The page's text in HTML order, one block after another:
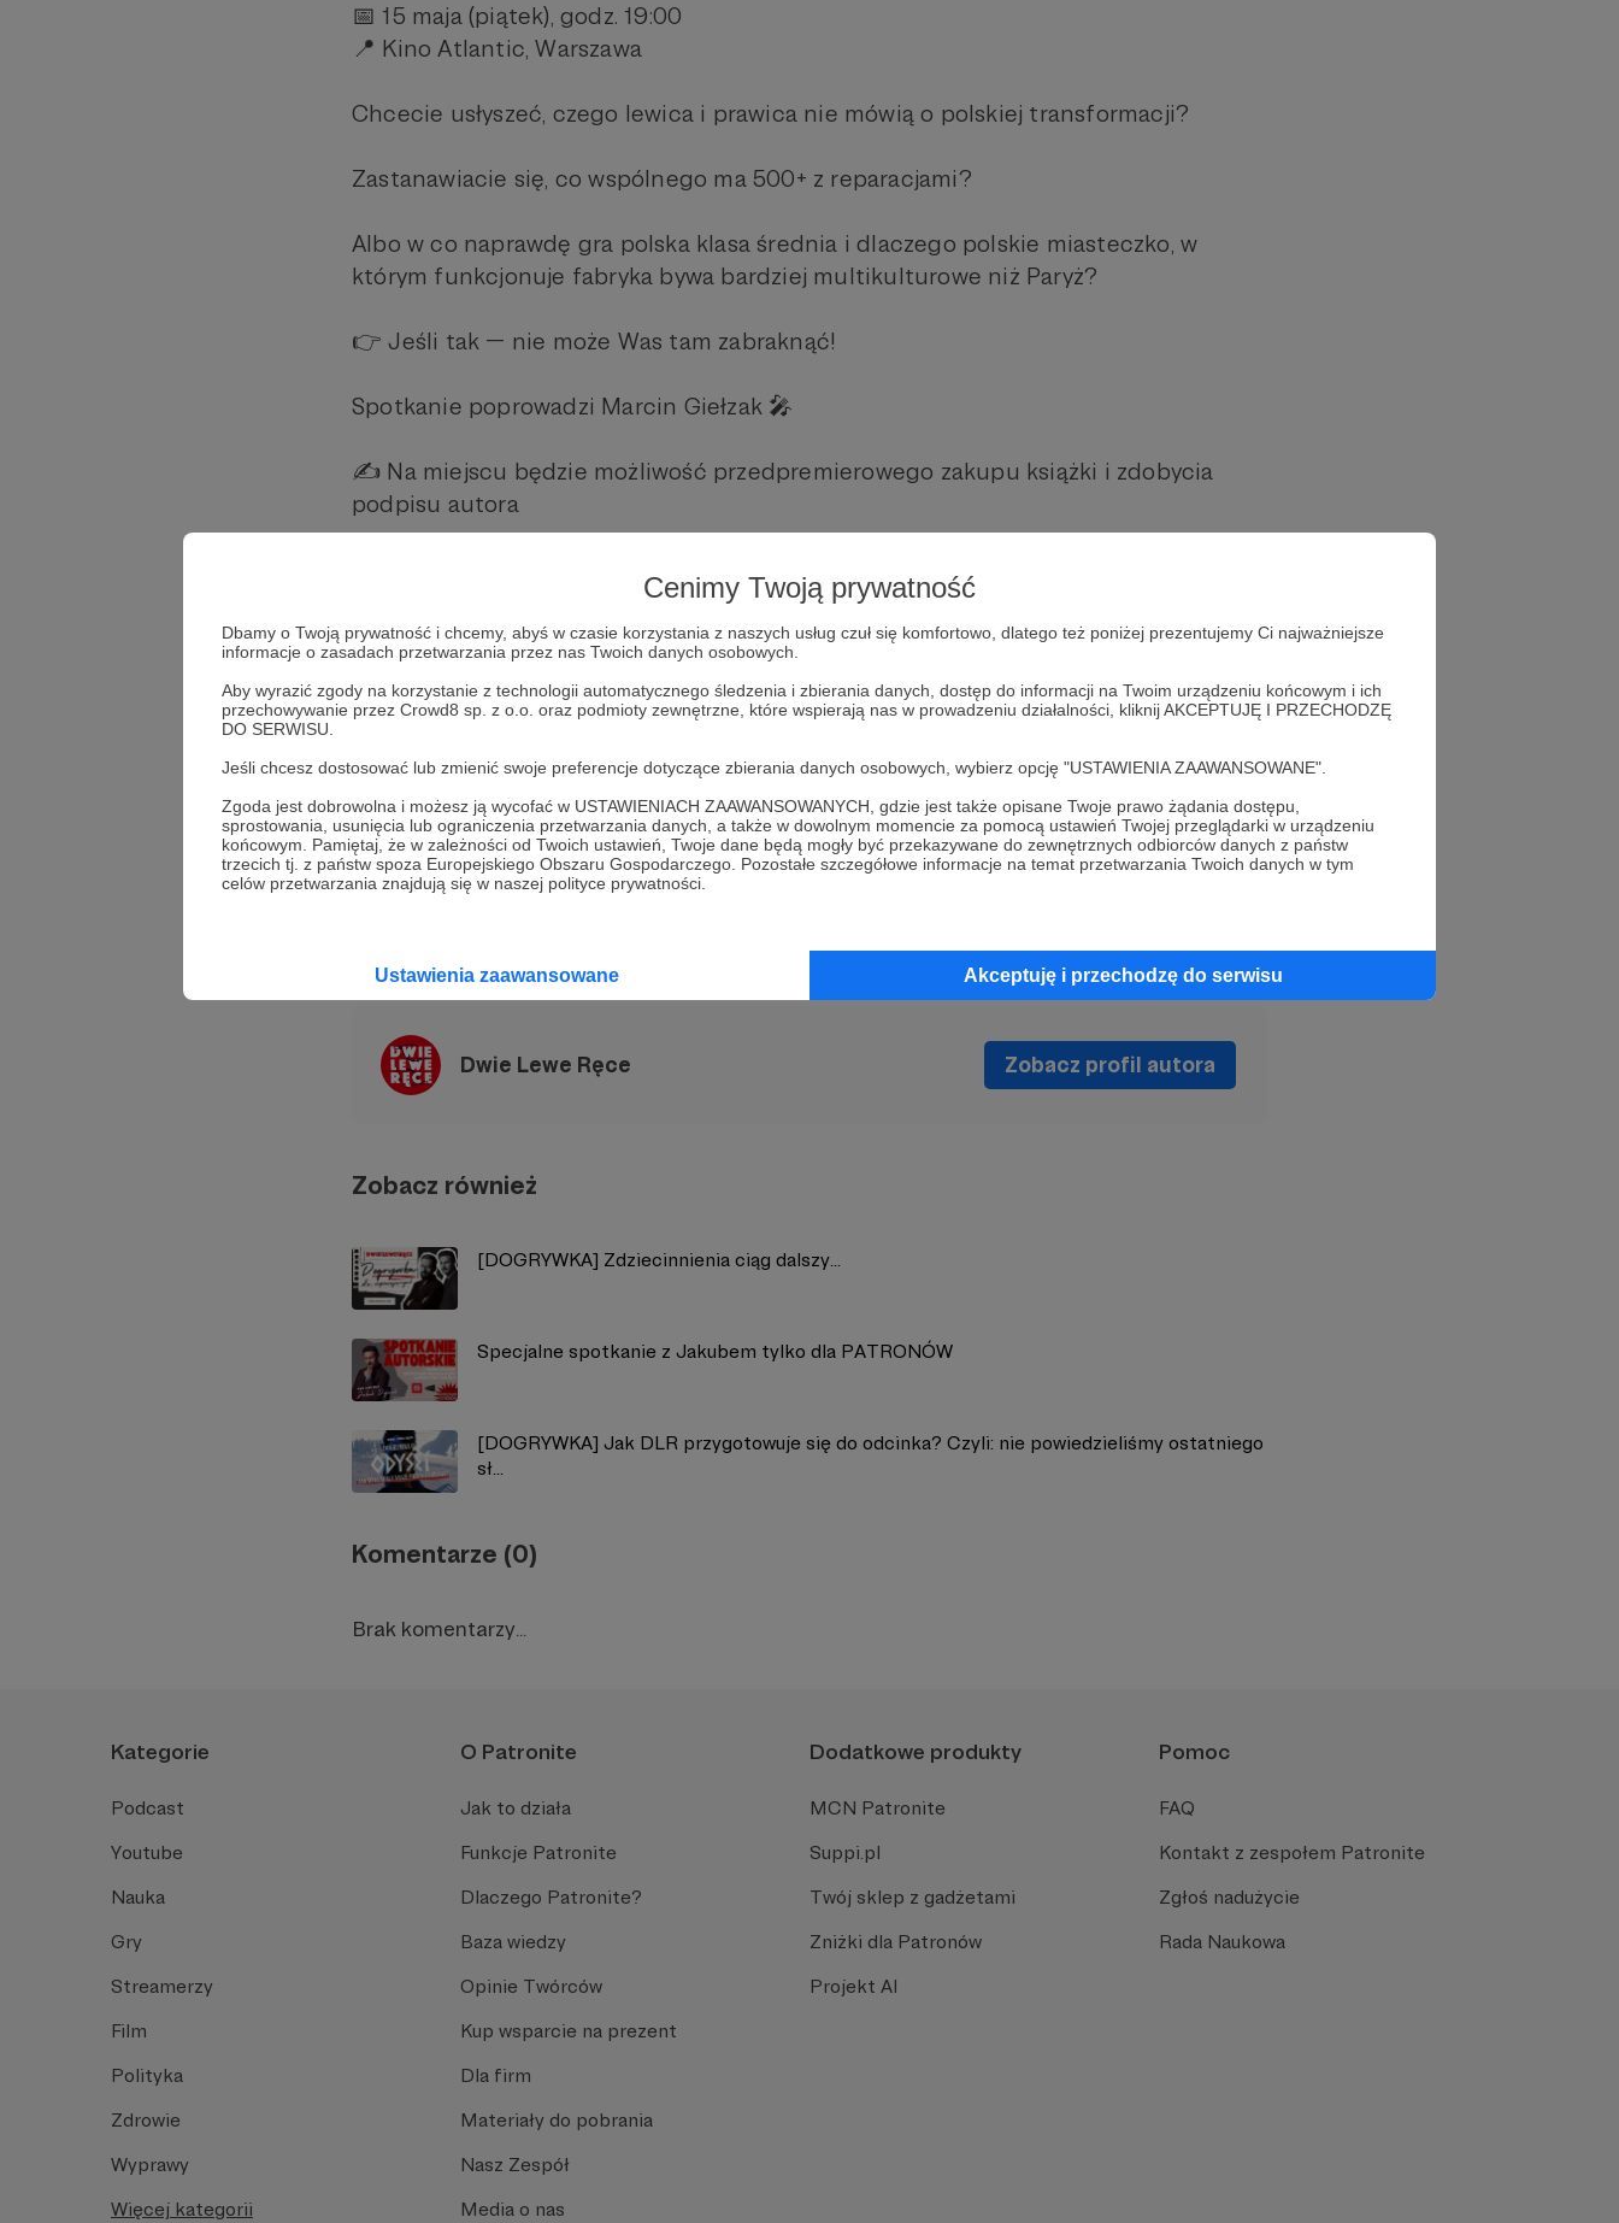
Cenimy Twoją prywatność
Dbamy o Twoją prywatność i chcemy, abyś w czasie korzystania z naszych usług czuł się komfortowo, dlatego też poniżej prezentujemy Ci najważniejsze
informacje o zasadach przetwarzania przez nas Twoich danych osobowych.
Aby wyrazić zgody na korzystanie z technologii automatycznego śledzenia i zbierania danych, dostęp do informacji na Twoim urządzeniu końcowym i ich
przechowywanie przez Crowd8 sp. z o.o. oraz podmioty zewnętrzne, które wspierają nas w prowadzeniu działalności, kliknij AKCEPTUJĘ I PRZECHODZĘ
DO SERWISU.
Jeśli chcesz dostosować lub zmienić swoje preferencje dotyczące zbierania danych osobowych, wybierz opcję "USTAWIENIA ZAAWANSOWANE".
Zgoda jest dobrowolna i możesz ją wycofać w USTAWIENIACH ZAAWANSOWANYCH, gdzie jest także opisane Twoje prawo żądania dostępu,
sprostowania, usunięcia lub ograniczenia przetwarzania danych, a także w dowolnym momencie za pomocą ustawień Twojej przeglądarki w urządzeniu
końcowym. Pamiętaj, że w zależności od Twoich ustawień, Twoje dane będą mogły być przekazywane do zewnętrznych odbiorców danych z państw
trzecich tj. z państw spoza Europejskiego Obszaru Gospodarczego. Pozostałe szczegółowe informacje na temat przetwarzania Twoich danych w tym
celów przetwarzania znajdują się w naszej polityce prywatności.
Ustawienia zaawansowane Akceptuję i przechodzę do serwisu
📅 15 maja (piątek), godz. 19:00
📍 Kino Atlantic, Warszawa
Chcecie usłyszeć, czego lewica i prawica nie mówią o polskiej transformacji?
Zastanawiacie się, co wspólnego ma 500+ z reparacjami?
Albo w co naprawdę gra polska klasa średnia i dlaczego polskie miasteczko, w
którym funkcjonuje fabryka bywa bardziej multikulturowe niż Paryż?
👉 Jeśli tak — nie może Was tam zabraknąć!
Spotkanie poprowadzi Marcin Giełzak 🎤
✍️ Na miejscu będzie możliwość przedpremierowego zakupu książki i zdobycia
podpisu autora
⚠️ Uwaga: spotkanie odbędzie się w sali C (piętro, brak windy)
Szczegóły:
📖 Co? Spotkanie premierowe Jakuba Dymka
📅 Kiedy? 15 maja, godz. 19:00
Wstęp wolny!
Do zobaczenia! 👋
rewolucja ambicja premiera dymek
Dwie Lewe Ręce Zobacz profil autora
Zobacz również
[DOGRYWKA] Zdziecinnienia ciąg dalszy...
Specjalne spotkanie z Jakubem tylko dla PATRONÓW
[DOGRYWKA] Jak DLR przygotowuje się do odcinka? Czyli: nie powiedzieliśmy ostatniego
sł...
Komentarze (0)
Brak komentarzy...
Kategorie
Podcast
Youtube
Nauka
Gry
Streamerzy
Film
Polityka
Zdrowie
Wyprawy
Więcej kategorii
O Patronite
Jak to działa
Funkcje Patronite
Dlaczego Patronite?
Baza wiedzy
Opinie Twórców
Kup wsparcie na prezent
Dla firm
Materiały do pobrania
Nasz Zespół
Media o nas
Dodatkowe produkty
MCN Patronite
Suppi.pl
Twój sklep z gadżetami
Zniżki dla Patronów
Projekt AI
Pomoc
FAQ
Kontakt z zespołem Patronite
Zgłoś nadużycie
Rada Naukowa